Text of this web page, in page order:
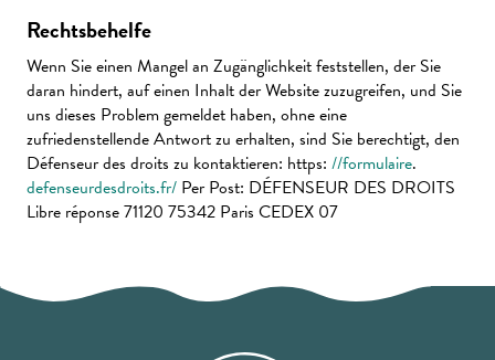
Rechtsbehelfe
Wenn Sie einen Mangel an Zugänglichkeit feststellen, der Sie
daran hindert, auf einen Inhalt der Website zuzugreifen, und Sie
uns dieses Problem gemeldet haben, ohne eine
zufriedenstellende Antwort zu erhalten, sind Sie berechtigt, den
Défenseur des droits zu kontaktieren: https: //formulaire.
defenseurdesdroits.fr/ Per Post: DÉFENSEUR DES DROITS
Libre réponse 71120 75342 Paris CEDEX 07